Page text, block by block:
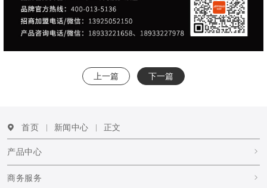
上一篇 下一篇
首页 新闻中心 正文
产品中心
商务服务